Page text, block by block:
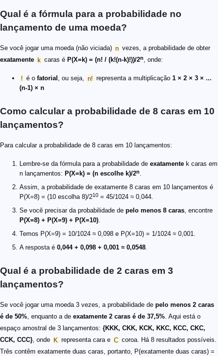
Qual é a fórmula para a probabilidade no
lançamento de uma moeda?
Se você jogar uma moeda (não viciada) n vezes, a probabilidade de obter
exatamente k caras é P(X=k) = (n! / (k!(n-k)!))/2n, onde:
! é o fatorial , ou seja, n! representa a multiplicação 1 × 2 × 3 × ...
(n-1) × n
Como calcular a probabilidade de 8 caras em 10
lançamentos?
Para calcular a probabilidade de 8 caras em 10 lançamentos:
Lembre-se da fórmula para a probabilidade de exatamente k caras em
n lançamentos: P(X=k) = (n escolhe k)/2n.
Assim, a probabilidade de exatamente 8 caras em 10 lançamentos é
P(X=8) = (10 escolha 8)/210 = 45/1024 ≈ 0,044.
Se você precisar da probabilidade de pelo menos 8 caras, encontre
P(X=8) + P(X=9) + P(X=10).
Temos P(X=9) = 10/1024 ≈ 0,098 e P(X=10) = 1/1024 ≈ 0,001.
A resposta é 0,044 + 0,098 + 0,001 ≈ 0,0548.
Qual é a probabilidade de 2 caras em 3
lançamentos?
Se você jogar uma moeda 3 vezes, a probabilidade de pelo menos 2 caras
é de 50%, enquanto a de exatamente 2 caras é de 37,5%. Aqui está o
espaço amostral de 3 lançamentos: {KKK, CKK, KCK, KKC, KCC, CKC,
CCK, CCC}, onde K representa cara e C coroa. Há 8 resultados possíveis.
Três contêm exatamente duas caras, portanto, P(exatamente duas caras) =